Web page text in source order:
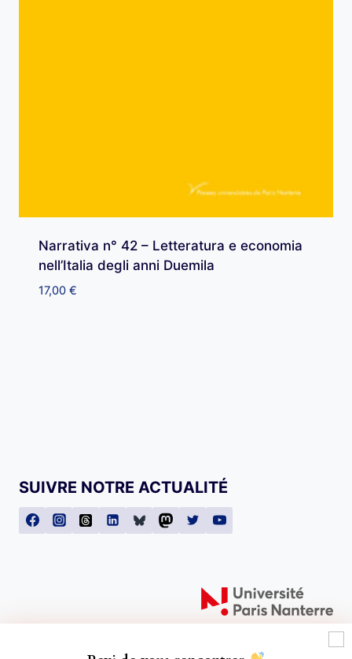
Narrativa n° 42 – Letteratura e economia
nell’Italia degli anni Duemila
17,00 €
SUIVRE NOTRE ACTUALITÉ